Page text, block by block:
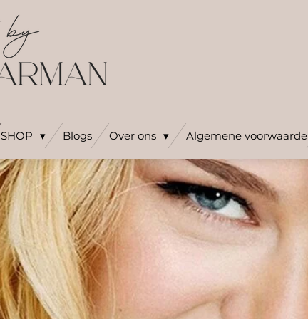
SHOP Blogs Over ons Algemene voorwaarde